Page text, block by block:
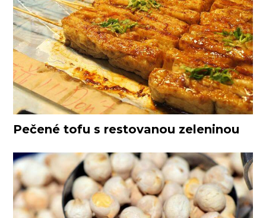
Pečené tofu s restovanou zeleninou